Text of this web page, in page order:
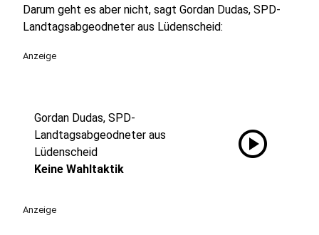
Darum geht es aber nicht, sagt Gordan Dudas, SPD-
Landtagsabgeodneter aus Lüdenscheid:
Anzeige
Gordan Dudas, SPD-
Landtagsabgeodneter aus
Lüdenscheid
Keine Wahltaktik
play_circle
Anzeige